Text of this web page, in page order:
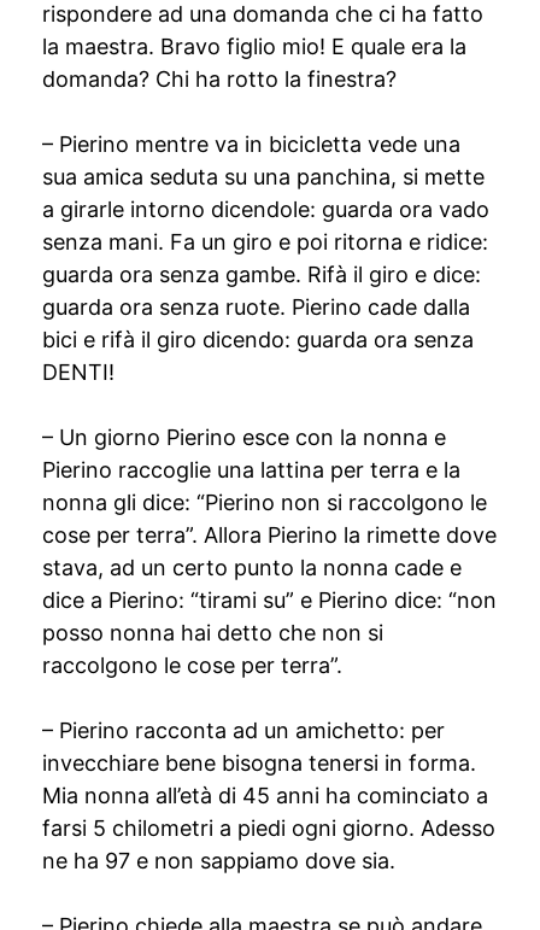
rispondere ad una domanda che ci ha fatto
la maestra. Bravo figlio mio! E quale era la
domanda? Chi ha rotto la finestra?
– Pierino mentre va in bicicletta vede una
sua amica seduta su una panchina, si mette
a girarle intorno dicendole: guarda ora vado
senza mani. Fa un giro e poi ritorna e ridice:
guarda ora senza gambe. Rifà il giro e dice:
guarda ora senza ruote. Pierino cade dalla
bici e rifà il giro dicendo: guarda ora senza
DENTI!
– Un giorno Pierino esce con la nonna e
Pierino raccoglie una lattina per terra e la
nonna gli dice: “Pierino non si raccolgono le
cose per terra”. Allora Pierino la rimette dove
stava, ad un certo punto la nonna cade e
dice a Pierino: “tirami su” e Pierino dice: “non
posso nonna hai detto che non si
raccolgono le cose per terra”.
– Pierino racconta ad un amichetto: per
invecchiare bene bisogna tenersi in forma.
Mia nonna all’età di 45 anni ha cominciato a
farsi 5 chilometri a piedi ogni giorno. Adesso
ne ha 97 e non sappiamo dove sia.